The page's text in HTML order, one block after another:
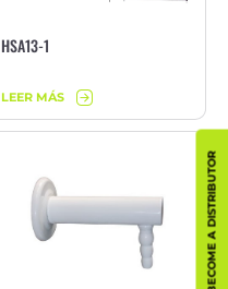
BECOME A DISTRIBUTOR
HSA13-1
LEER MÁS